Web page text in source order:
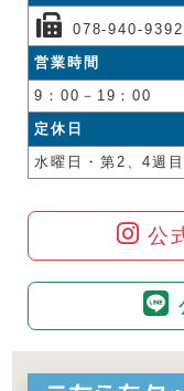
078-940-9392
営業時間
9：00－19：00
定休日
水曜日・第2、4週
公